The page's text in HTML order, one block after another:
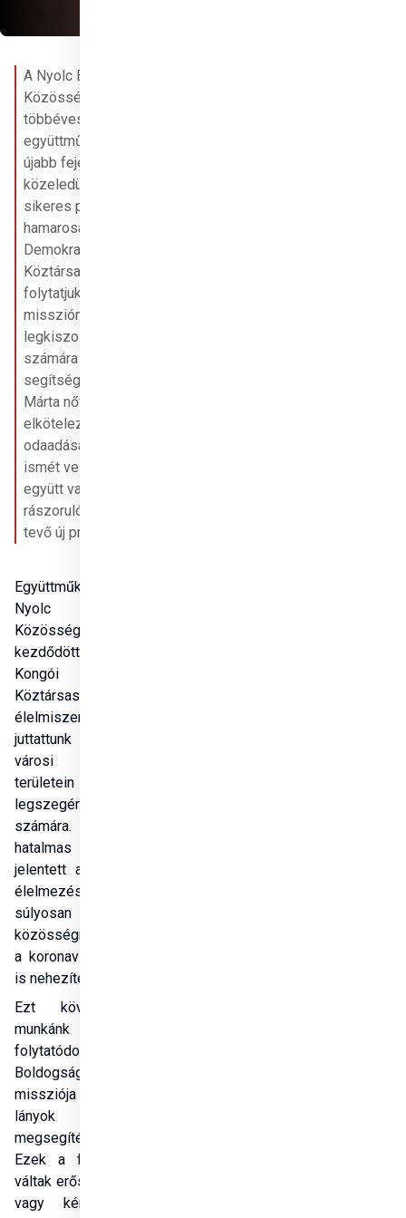
A Nyolc Boldogság
Közösségével való
többéves, eredményes
együttműködésünk
újabb fejezetéhez
közeledünk. Az eddigi
sikeres projektek után
hamarosan a Kongói
Demokratikus
Köztársaságban
folytatjuk közös
missziónkat, hogy a
legkiszolgáltatottabbak
számára reményt és
segítséget nyújtsunk.
Márta nővér, akinek
elkötelezettsége és
odaadása példaértékű,
ismét velünk tart, hogy
együtt valósítsuk meg a
rászorulók életét jobbá
tevő új projekteket.
Együttműködésünk a
Nyolc Boldogság
Közösségével 2020-ban
kezdődött, amikor a
Kongói Demokratikus
Köztársaságban
élelmiszersegélyt
juttattunk el Lubumbashi
városi és elővárosi
területein élő
legszegényebb családok
számára. A gyorssegély
hatalmas segítséget
jelentett a gazdasági és
élelmezési válságban
súlyosan érintett
közösségnek – különösen
a koronavírus-járvány által
is nehezített időszakban.
Ezt követően közös
munkánk Maliban
folytatódott, ahol a Nyolc
Boldogság Közösség
missziója fiatal, várandós
lányok és lányanyák
megsegítésére irányult.
Ezek a fiatalok gyakran
váltak erőszak áldozatává,
vagy kényszerházasság